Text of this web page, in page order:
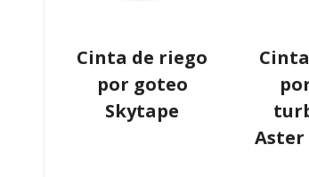
Cinta de riego
por goteo
Skytape
Aster